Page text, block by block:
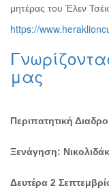
μητέρας του Έλεν
https://
μας
Περιπατητική
Ξενάγηση:
Δευτέρα 2